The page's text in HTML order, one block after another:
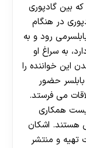
بین گادپوری
در هنگام
رود و به
به سراغ او
این خواننده را
حضور
می فرستد.
همکاری
هستند. اشکان
تهیه و منتشر